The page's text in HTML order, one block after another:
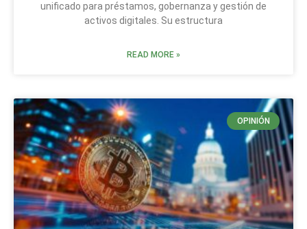
unificado para préstamos, gobernanza y gestión de
activos digitales. Su estructura
READ MORE »
OPINIÓN